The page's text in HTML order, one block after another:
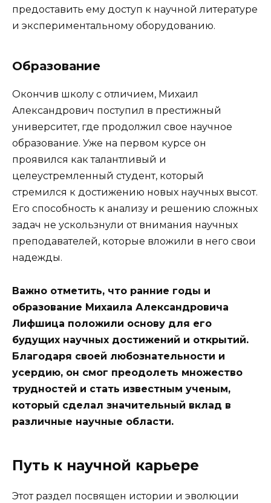
предоставить ему доступ к научной литературе
и экспериментальному оборудованию.
Образование
Окончив школу с отличием, Михаил
Александрович поступил в престижный
университет, где продолжил свое научное
образование. Уже на первом курсе он
проявился как талантливый и
целеустремленный студент, который
стремился к достижению новых научных высот.
Его способность к анализу и решению сложных
задач не ускользнули от внимания научных
преподавателей, которые вложили в него свои
надежды.
Важно отметить, что ранние годы и
образование Михаила Александровича
Лифшица положили основу для его
будущих научных достижений и открытий.
Благодаря своей любознательности и
усердию, он смог преодолеть множество
трудностей и стать известным ученым,
который сделал значительный вклад в
различные научные области.
Путь к научной карьере
Этот раздел посвящен истории и эволюции